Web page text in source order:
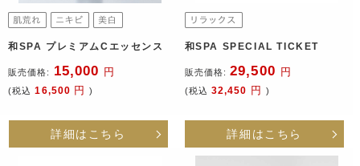
和SPA プレミアムCエッセンス
販売価格: 15,000 円
(税込 16,500 円)
詳細はこちら
和SPA SPECIAL TICKET
販売価格: 29,500 円
(税込 32,450 円 )
詳細はこちら